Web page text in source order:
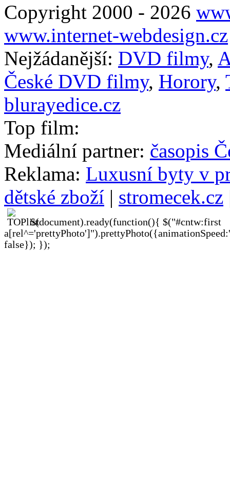
Copyright 2000 - 2026
www.internet-webdesign.cz
Nejžádanější: DVD filmy,
České DVD filmy, Horory,
blurayedice.cz
Top film:
Mediální partner: časopis
Reklama: Luxusní byty v
dětské zboží | stromecek.cz
$(document).ready(function(){ $("#cntw:first
false}); });